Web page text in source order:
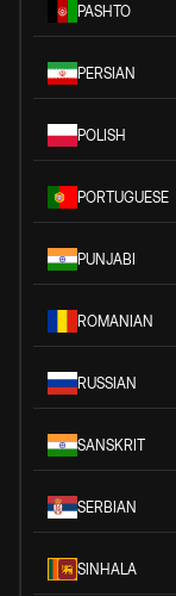
PASHTO
PERSIAN
POLISH
PORTUGUESE
PUNJABI
ROMANIAN
RUSSIAN
SANSKRIT
SERBIAN
SINHALA